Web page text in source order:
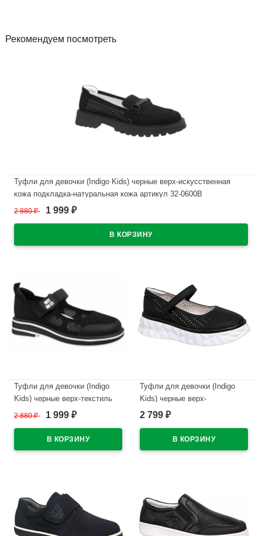
Рекомендуем посмотреть
Туфли для девочки (Indigo Kids) черные верх-искусственная
кожа подкладка-натуральная кожа артикул 32-0600B
В наличии
2 880₽ 1 999 ₽
Туфли для девочки (Indigo
Kids) черные верх-текстиль
подкладка-натуральная кожа
2 880₽ 1 999 ₽
Туфли для девочки (Indigo
Kids) черные верх-
искусственная кожа
артикул 32-0330B2
2 799 ₽